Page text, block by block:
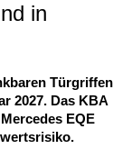
in
Türgriffen
2027. Das KBA
EQE